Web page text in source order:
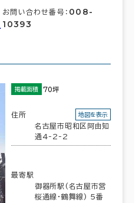
お問い合わせ番号： 008-
10393
掲載面積 70坪
住所
名古屋市昭和区阿由知
通4-2-2
地図を表示
最寄駅
御器所駅(名古屋市営
桜通線･鶴舞線) 5番